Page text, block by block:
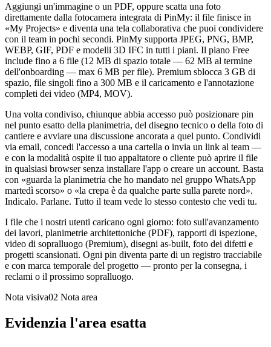
Aggiungi un'immagine o un PDF, oppure scatta una foto
direttamente dalla fotocamera integrata di PinMy: il file finisce in
«My Projects» e diventa una tela collaborativa che puoi condividere
con il team in pochi secondi. PinMy supporta JPEG, PNG, BMP,
WEBP, GIF, PDF e modelli 3D IFC in tutti i piani. Il piano Free
include fino a 6 file (12 MB di spazio totale — 62 MB al termine
dell'onboarding — max 6 MB per file). Premium sblocca 3 GB di
spazio, file singoli fino a 300 MB e il caricamento e l'annotazione
completi dei video (MP4, MOV).
Una volta condiviso, chiunque abbia accesso può posizionare pin
nel punto esatto della planimetria, del disegno tecnico o della foto di
cantiere e avviare una discussione ancorata a quel punto. Condividi
via email, concedi l'accesso a una cartella o invia un link al team —
e con la modalità ospite il tuo appaltatore o cliente può aprire il file
in qualsiasi browser senza installare l'app o creare un account. Basta
con «guarda la planimetria che ho mandato nel gruppo WhatsApp
martedì scorso» o «la crepa è da qualche parte sulla parete nord».
Indicalo. Parlane. Tutto il team vede lo stesso contesto che vedi tu.
I file che i nostri utenti caricano ogni giorno: foto sull'avanzamento
dei lavori, planimetrie architettoniche (PDF), rapporti di ispezione,
video di sopralluogo (Premium), disegni as-built, foto dei difetti e
progetti scansionati. Ogni pin diventa parte di un registro tracciabile
e con marca temporale del progetto — pronto per la consegna, i
reclami o il prossimo sopralluogo.
Nota visiva02 Nota area
Evidenzia l'area esatta